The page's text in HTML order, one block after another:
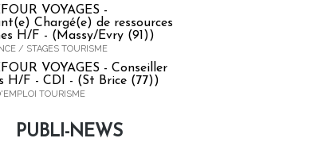
VOYAGES -
Chargé(e) de ressources
H/F - (Massy/Evry (91))
/ STAGES TOURISME
VOYAGES - Conseiller
H/F - CDI - (St Brice (77))
TOURISME
PUBLI-NEWS